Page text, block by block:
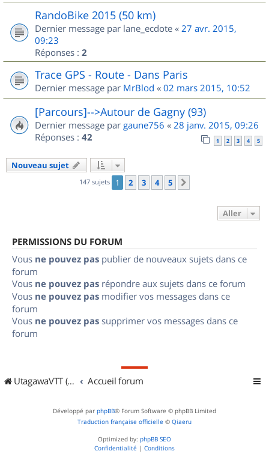
RandoBike 2015 (50 km)
Dernier message par lane_ecdote « 27 avr. 2015,
09:23
Réponses : 2
Trace GPS - Route - Dans Paris
Dernier message par MrBlod « 02 mars 2015, 10:52
[Parcours]-->Autour de Gagny (93)
Dernier message par gaune756 « 28 janv. 2015, 09:26
Réponses : 42 1 2 3 4 5
Nouveau sujet
147 sujets 1 2 3 4 5
Aller
PERMISSIONS DU FORUM
Vous ne pouvez pas publier de nouveaux sujets dans ce
forum
Vous ne pouvez pas répondre aux sujets dans ce forum
Vous ne pouvez pas modifier vos messages dans ce
forum
Vous ne pouvez pas supprimer vos messages dans ce
forum
UtagawaVTT (Randos VTT et VTTAE avec traces GPS) Accueil forum
Développé par phpBB® Forum Software © phpBB Limited
Traduction française officielle © Qiaeru
Optimized by: phpBB SEO
Confidentialité | Conditions